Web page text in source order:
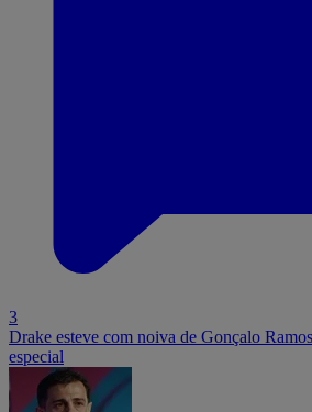
3
Drake esteve com noiva de Gonçalo
especial